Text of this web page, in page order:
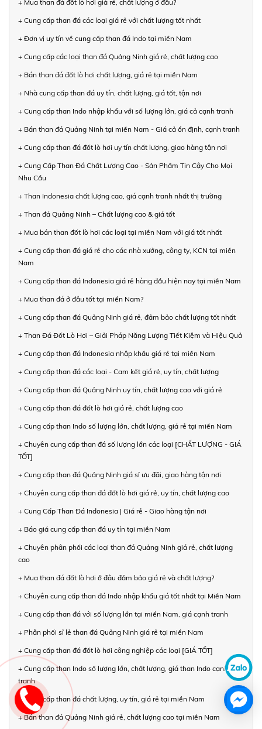
+ Mua than đá đốt lò hơi giá rẻ, chất lượng ở đâu?
+ Cung cấp than đá các loại giá rẻ với chất lượng tốt nhất
+ Đơn vị uy tín về cung cấp than đá Indo tại miền Nam
+ Cung cấp các loại than đá Quảng Ninh giá rẻ, chất lượng cao
+ Bán than đá đốt lò hơi chất lượng, giá rẻ tại miền Nam
+ Nhà cung cấp than đá uy tín, chất lượng, giá tốt, tận nơi
+ Cung cấp than Indo nhập khẩu với số lượng lớn, giá cả cạnh tranh
+ Bán than đá Quảng Ninh tại miền Nam - Giá cả ổn định, cạnh tranh
+ Cung cấp than đá đốt lò hơi uy tín chất lượng, giao hàng tận nơi
+ Cung Cấp Than Đá Chất Lượng Cao - Sản Phẩm Tin Cậy Cho Mọi
Nhu Cầu
+ Than Indonesia chất lượng cao, giá cạnh tranh nhất thị trường
+ Than đá Quảng Ninh – Chất lượng cao & giá tốt
+ Mua bán than đốt lò hơi các loại tại miền Nam với giá tốt nhất
+ Cung cấp than đá giá rẻ cho các nhà xưởng, công ty, KCN tại miền
Nam
+ Cung cấp than đá Indonesia giá rẻ hàng đầu hiện nay tại miền Nam
+ Mua than đá ở đâu tốt tại miền Nam?
+ Cung cấp than đá Quảng Ninh giá rẻ, đảm bảo chất lượng tốt nhất
+ Than Đá Đốt Lò Hơi – Giải Pháp Năng Lượng Tiết Kiệm và Hiệu Quả
+ Cung cấp than đá Indonesia nhập khẩu giá rẻ tại miền Nam
+ Cung cấp than đá các loại - Cam kết giá rẻ, uy tín, chất lượng
+ Cung cấp than đá Quảng Ninh uy tín, chất lượng cao với giá rẻ
+ Cung cấp than đá đốt lò hơi giá rẻ, chất lượng cao
+ Cung cấp than Indo số lượng lớn, chất lượng, giá rẻ tại miền Nam
+ Chuyên cung cấp than đá số lượng lớn các loại [CHẤT LƯỢNG - GIÁ
TỐT]
+ Cung cấp than đá Quảng Ninh giá sỉ ưu đãi, giao hàng tận nơi
+ Chuyên cung cấp than đá đốt lò hơi giá rẻ, uy tín, chất lượng cao
+ Cung Cấp Than Đá Indonesia | Giá rẻ - Giao hàng tận nơi
+ Báo giá cung cấp than đá uy tín tại miền Nam
+ Chuyên phân phối các loại than đá Quảng Ninh giá rẻ, chất lượng
cao
+ Mua than đá đốt lò hơi ở đâu đảm bảo giá rẻ và chất lượng?
+ Chuyên cung cấp than đá Indo nhập khẩu giá tốt nhất tại Miền Nam
+ Cung cấp than đá với số lượng lớn tại miền Nam, giá cạnh tranh
+ Phân phối sỉ lẻ than đá Quảng Ninh giá rẻ tại miền Nam
+ Cung cấp than đá đốt lò hơi công nghiệp các loại [GIÁ TỐT]
+ Cung cấp than Indo số lượng lớn, chất lượng, giá than Indo cạnh
tranh
+ Cung cấp than đá chất lượng, uy tín, giá rẻ tại miền Nam
+ Bán than đá Quảng Ninh giá rẻ, chất lượng cao tại miền Nam